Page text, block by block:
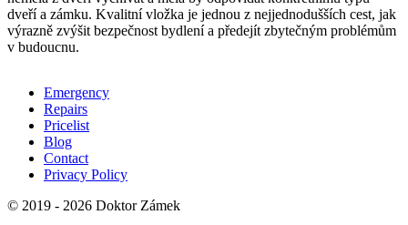
dveří a zámku. Kvalitní vložka je jednou z nejjednodušších cest, jak
výrazně zvýšit bezpečnost bydlení a předejít zbytečným problémům
v budoucnu.
Emergency
Repairs
Pricelist
Blog
Contact
Privacy Policy
© 2019 - 2026 Doktor Zámek